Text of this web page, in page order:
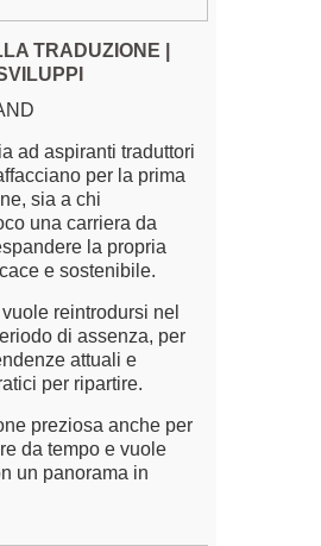
TRADUZIONE |
ad aspiranti traduttori
per la prima
sia a chi
una carriera da
la propria
e sostenibile.
reintrodursi nel
di assenza, per
attuali e
per ripartire.
preziosa anche per
da tempo e vuole
un panorama in